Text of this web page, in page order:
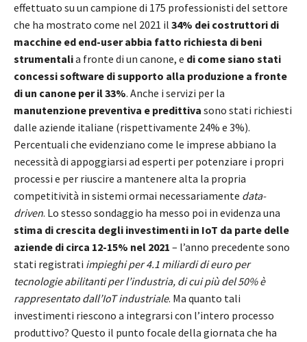
effettuato su un campione di 175 professionisti del settore
che ha mostrato come nel 2021 il 34% dei costruttori di
macchine ed end-user abbia fatto richiesta di beni
strumentalia fronte di un canone, e di come siano stati
concessi software di supporto alla produzione a fronte
di un canone per il 33%. Anche i servizi per la
manutenzione preventiva e predittiva sono stati richiesti
dalle aziende italiane (rispettivamente 24% e 3%).
Percentuali che evidenziano come le imprese abbiano la
necessità di appoggiarsi ad esperti per potenziare i propri
processi e per riuscire a mantenere alta la propria
competitività in sistemi ormai necessariamente data-
driven. Lo stesso sondaggio ha messo poi in evidenza una
stima di crescita degli investimenti in IoT da parte delle
aziende di circa 12-15% nel 2021 – l’anno precedente sono
stati registrati impieghi per 4.1 miliardi di euro per
tecnologie abilitanti per l’industria, di cui più del 50% è
rappresentato dall’IoT industriale. Ma quanto tali
investimenti riescono a integrarsi con l’intero processo
produttivo? Questo il punto focale della giornata che ha